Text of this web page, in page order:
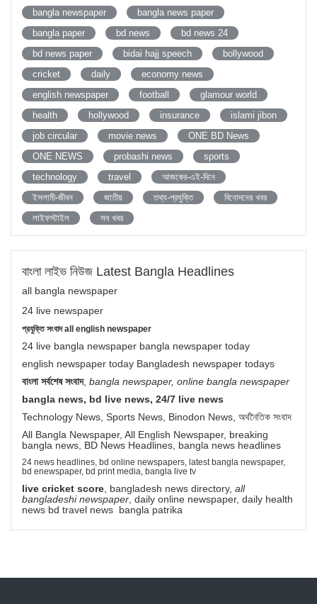
bangla newspaper
bangla news paper
bangla paper
bd news
bd news 24
bd news paper
bidai hajj speech
bollywood
cricket
daily
economy news
english newspaper
football
glamour world
health
hollywood insurance
islami jibon
job circular
movie news
ONE BD News
ONE NEWS
probashi news
sports
technology
travel
আজকের-এই-দিনে
ইসলামী-জীবন
জাতীয় তথ্য-প্রযুক্তি
বিনোদনের খবর
লাইফস্টাইল
সব খবর
বাংলা লাইভ নিউজ Latest Bangla Headlines
all bangla newspaper
24 live newspaper
প্রযুক্তি সংবাদ all english newspaper
24 live bangla newspaper bangla newspaper today
english newspaper today Bangladesh newspaper todays
বাংলা সর্বশেষ সংবাদ, bangla newspaper, online bangla newspaper
bangla news, bd live news, 24/7 live news
Technology News, Sports News, Binodon News, অর্থনৈতিক সংবাদ
All Bangla Newspaper, All English Newspaper, breaking
bangla news, BD News Headlines, bangla news headlines
24 news headlines, bd online newspapers, latest bangla newspaper,
bd enewspaper, bd print media, bangla live tv
live cricket score, bangladesh news directory, all
bangladeshi newspaper, daily online newspaper, daily health
news bd travel news bangla patrika